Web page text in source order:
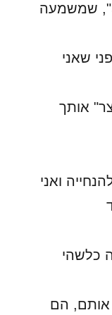
התגובה השגורה היא "Sikhona", שמשמעה
שאני
אותך
ואני
כלשהי
אותם, הם